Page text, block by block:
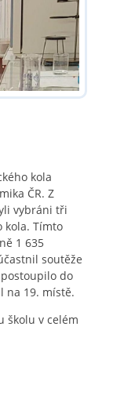
kola
ČR. Z
vybráni tři
kola. Tímto
1 635
soutěže
do
na 19. místě.
školu v celém